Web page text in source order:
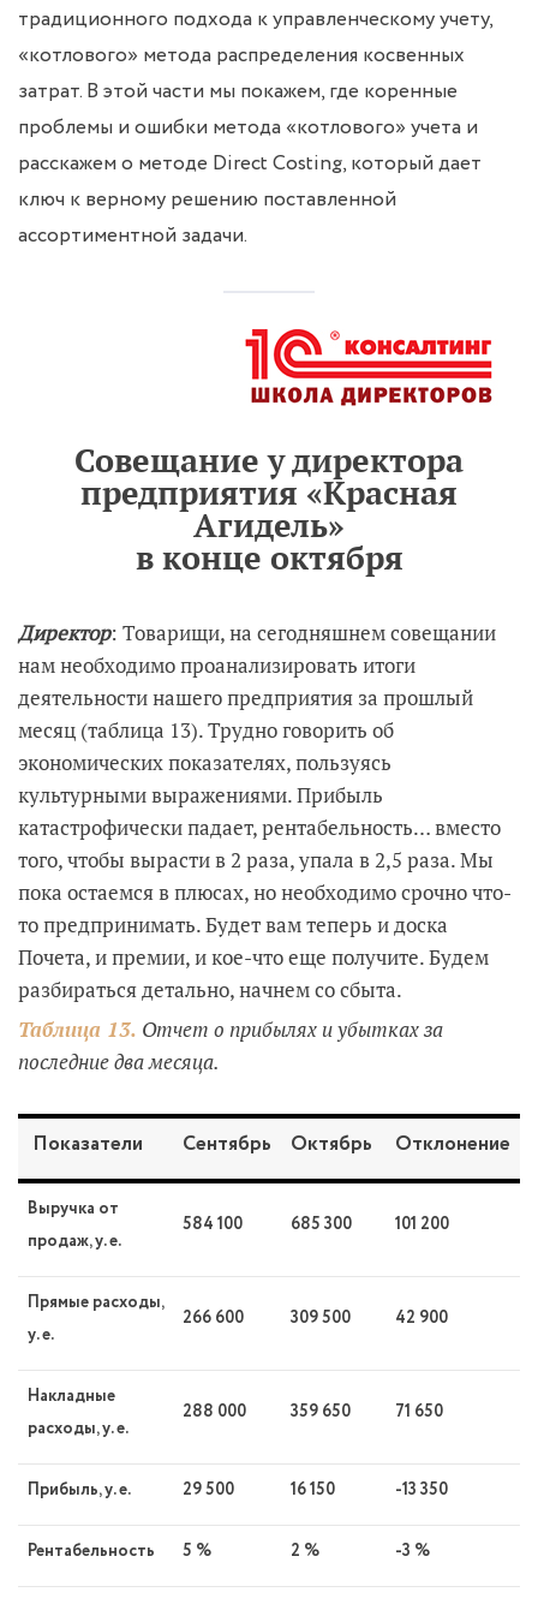
традиционного подхода к управленческому учету,
«котлового» метода распределения косвенных
затрат. В этой части мы покажем, где коренные
проблемы и ошибки метода «котлового» учета и
расскажем о методе Direct Costing, который дает
ключ к верному решению поставленной
ассортиментной задачи.
Совещание у директора
предприятия «Красная
Агидель»
в конце октября
Директор: Товарищи, на сегодняшнем совещании
нам необходимо проанализировать итоги
деятельности нашего предприятия за прошлый
месяц (таблица 13). Трудно говорить об
экономических показателях, пользуясь
культурными выражениями. Прибыль
катастрофически падает, рентабельность… вместо
того, чтобы вырасти в 2 раза, упала в 2,5 раза. Мы
пока остаемся в плюсах, но необходимо срочно что-
то предпринимать. Будет вам теперь и доска
Почета, и премии, и кое-что еще получите. Будем
разбираться детально, начнем со сбыта.
Таблица 13. Отчет о прибылях и убытках за
последние два месяца.
Показатели Сентябрь Октябрь Отклонение
Выручка от
продаж, у. е.
584 100 685 300 101 200
Прямые расходы,
у. е.
266 600 309 500 42 900
Накладные
расходы, у. е.
288 000 359 650 71 650
Прибыль, у. е. 29 500 16 150 -13 350
Рентабельность 5 % 2 % -3 %